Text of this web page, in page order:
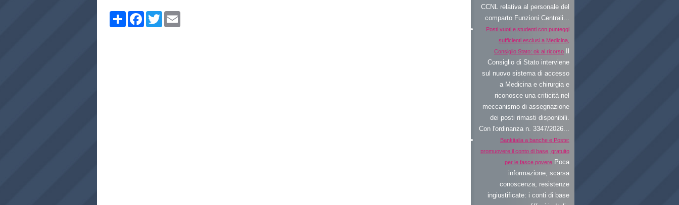
Share FacebookTwitter
CCNL relativa al personale del
comparto Funzioni Centrali...
Posti vuoti e studenti con punteggi
sufficienti esclusi a Medicina,
Consiglio Stato: ok al ricorso
Consiglio di Stato interviene
sul nuovo sistema di accesso
a Medicina e chirurgia e
riconosce una criticità nel
meccanismo di assegnazione
dei posti rimasti disponibili.
Con l'ordinanza n. 3347/2026...
Bankitalia a banche e Poste:
promuovere il conto di base, gratuito
per le fasce povere Poca
informazione, scarsa
conoscenza, resistenze
ingiustificate: i conti di base